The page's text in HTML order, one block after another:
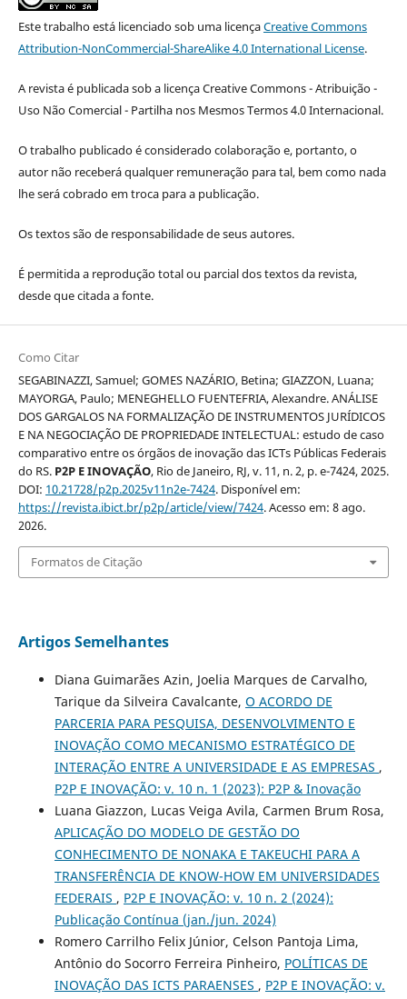
Este trabalho está licenciado sob uma licençaCreative Commons
Attribution-NonCommercial-ShareAlike 4.0 International License.
A revista é publicada sob a licença Creative Commons - Atribuição -
Uso Não Comercial - Partilha nos Mesmos Termos 4.0 Internacional.
O trabalho publicado é considerado colaboração e, portanto, o
autor não receberá qualquer remuneração para tal, bem como nada
lhe será cobrado em troca para a publicação.
Os textos são de responsabilidade de seus autores.
É permitida a reprodução total ou parcial dos textos da revista,
desde que citada a fonte.
Como Citar
SEGABINAZZI, Samuel; GOMES NAZÁRIO, Betina; GIAZZON, Luana;
MAYORGA, Paulo; MENEGHELLO FUENTEFRIA, Alexandre. ANÁLISE
DOS GARGALOS NA FORMALIZAÇÃO DE INSTRUMENTOS JURÍDICOS
E NA NEGOCIAÇÃO DE PROPRIEDADE INTELECTUAL: estudo de caso
comparativo entre os órgãos de inovação das ICTs Públicas Federais
do RS. P2P E INOVAÇÃO, Rio de Janeiro, RJ, v. 11, n. 2, p. e-7424, 2025.
DOI: 10.21728/p2p.2025v11n2e-7424. Disponível em:
https://revista.ibict.br/p2p/article/view/7424. Acesso em: 8 ago.
2026.
Formatos de Citação
Artigos Semelhantes
Diana Guimarães Azin, Joelia Marques de Carvalho,
Tarique da Silveira Cavalcante, O ACORDO DE
PARCERIA PARA PESQUISA, DESENVOLVIMENTO E
INOVAÇÃO COMO MECANISMO ESTRATÉGICO DE
INTERAÇÃO ENTRE A UNIVERSIDADE E AS EMPRESAS ,
P2P E INOVAÇÃO: v. 10 n. 1 (2023): P2P & Inovação
Luana Giazzon, Lucas Veiga Avila, Carmen Brum Rosa,
APLICAÇÃO DO MODELO DE GESTÃO DO
CONHECIMENTO DE NONAKA E TAKEUCHI PARA A
TRANSFERÊNCIA DE KNOW-HOW EM UNIVERSIDADES
FEDERAIS , P2P E INOVAÇÃO: v. 10 n. 2 (2024):
Publicação Contínua (jan./jun. 2024)
Romero Carrilho Felix Júnior, Celson Pantoja Lima,
Antônio do Socorro Ferreira Pinheiro, POLÍTICAS DE
INOVAÇÃO DAS ICTS PARAENSES , P2P E INOVAÇÃO: v.